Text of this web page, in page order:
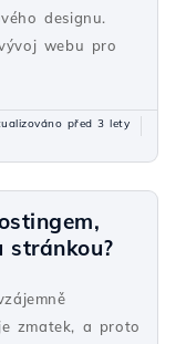
designu.
webu pro
před 3 lety
stránkou?
zmatek, a proto